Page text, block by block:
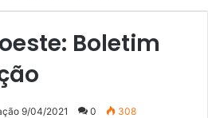
Boletim
9/04/2021 0 308